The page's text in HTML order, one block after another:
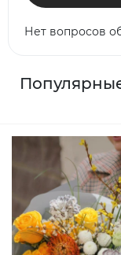
Нет вопросов